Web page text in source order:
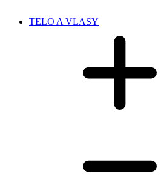
TELO A VLASY